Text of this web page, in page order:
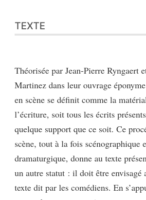
TEXTE
Théorisée par Jean-Pierre Ryngaert
Martinez dans leur ouvrage éponyme
en scène se définit comme la
l’écriture, soit tous les écrits
quelque support que ce soit. Ce
scène, tout à la fois scénographique
dramaturgique, donne au texte
un autre statut : il doit être envisagé
texte dit par les comédiens. En